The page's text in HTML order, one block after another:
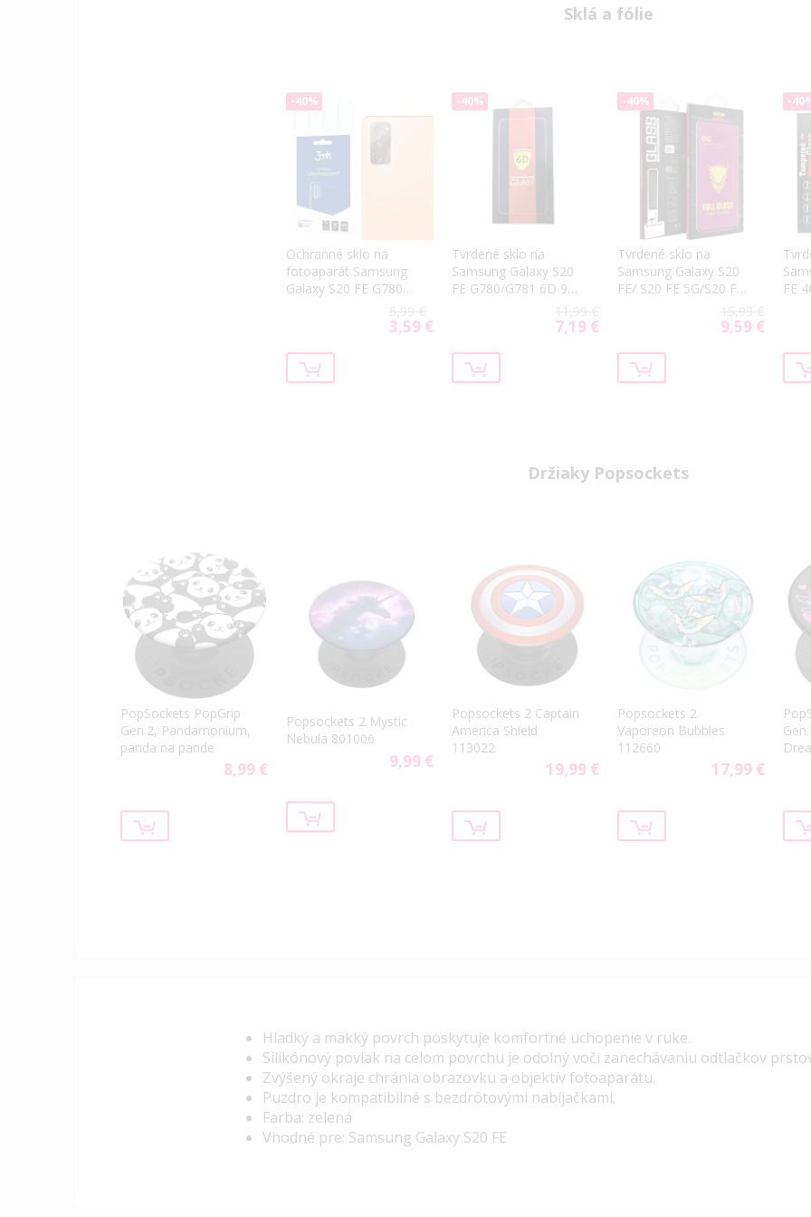
Sklá a fólie
-40%
Ochranné sklo na
fotoaparát Samsung
Galaxy S20 FE G780
3MK Flexible (4ks)5,99 €
Special
3,59 €
-40%
Tvrdené sklo na
Samsung Galaxy S20
FE G780/G781 6D 9H
celotvárové čierne11,99 €
Special
7,19 €
-40%
Tvrdené sklo na
Samsung Galaxy S20
FE/ S20 FE 5G/S20 FE
5G 2022 OG Premium
celotvárové čierne
15,99 €
Special
9,59 €
-
FE
Držiaky Popsockets
PopSockets PopGrip
Gen.2, Pandamonium,
panda na pande
8,99 €
Popsockets 2 Mystic
Nebula 801006
9,99 €
Popsockets 2 Captain
America Shield
113022
19,99 €
Popsockets 2
Vaporeon Bubbles
112660
17,99 €
Hladký a mäkký povrch poskytuje komfortné uchopenie v ruke.
Silikónový povlak na celom povrchu je odolný voči zanechávaniu odtlačkov
Zvýšený okraje chránia obrazovku a objektív fotoaparátu.
Puzdro je kompatibilné s bezdrôtovými nabíjačkami.
Farba: zelená
Vhodné pre: Samsung Galaxy S20 FE